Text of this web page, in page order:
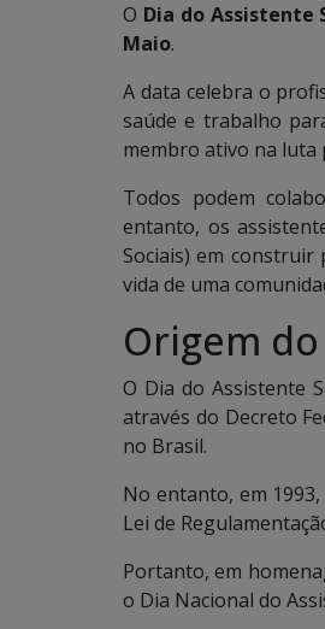
O Dia do Assistente
Maio.
A data celebra o
saúde e trabalho
membro ativo na luta
Todos podem
entanto, os
Sociais) em
vida de uma
Origem
O Dia do Assistente
através do Decreto
no Brasil.
No entanto, em 1993,
Lei de
Portanto, em
o Dia Nacional do